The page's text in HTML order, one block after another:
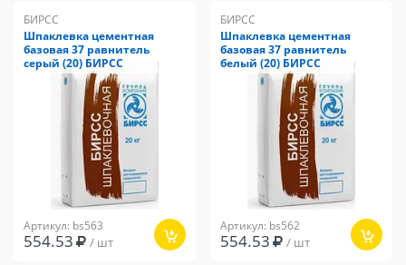
БИРСС
Шпаклевка цементная
базовая 37 равнитель
серый (20) БИРСС
Артикул: bs563
554.53 / шт
БИРСС
Шпаклевка цементная
базовая 37 равнитель
белый (20) БИРСС
Артикул: bs562
554.53 / шт